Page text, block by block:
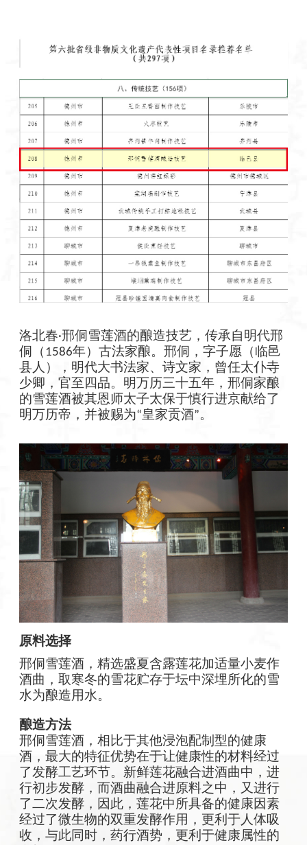
洛北春·邢侗雪莲酒的酿造技艺，传承自明代邢
侗（ 1586年）古法家酿。邢侗，字子愿（临邑
县人），明代大书法家、诗文家，曾任太仆寺
少卿，官至四品。明万历三十五年，邢侗家酿
的雪莲酒被其恩师太子太保于慎行进京献给了
明万历帝，并被赐为“皇家贡酒”。
原料选择
邢侗雪莲酒，精选盛夏含露莲花加适量小麦作
酒曲，取寒冬的雪花贮存于坛中深埋所化的雪
水为酿造用水。
酿造方法
邢侗雪莲酒，相比于其他浸泡配制型的健康
酒，最大的特征优势在于让健康性的材料经过
了发酵工艺环节。新鲜莲花融合进酒曲中，进
行初步发酵，而酒曲融合进原料之中，又进行
了二次发酵，因此，莲花中所具备的健康因素
经过了微生物的双重发酵作用，更利于人体吸
收，与此同时，药行酒势，更利于健康属性的